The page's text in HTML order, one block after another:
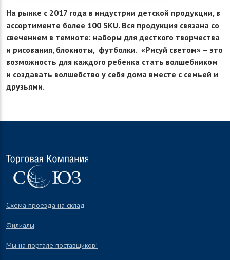
На рынке с 2017 года в индустрии детской продукции, в
ассортименте более 100 SKU. Вся продукция связана со
свечением в темноте: наборы для десткого творчества
и рисования, блокноты, футболки. «Рисуй светом» – это
возможность для каждого ребенка стать волшебником
и создавать волшебство у себя дома вместе с семьей и
друзьями.
Схема проезда на склад
Филиалы
Мы на портале поставщиков!